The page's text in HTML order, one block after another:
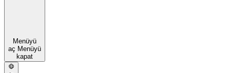
Menüyü
aç Menüyü
kapat